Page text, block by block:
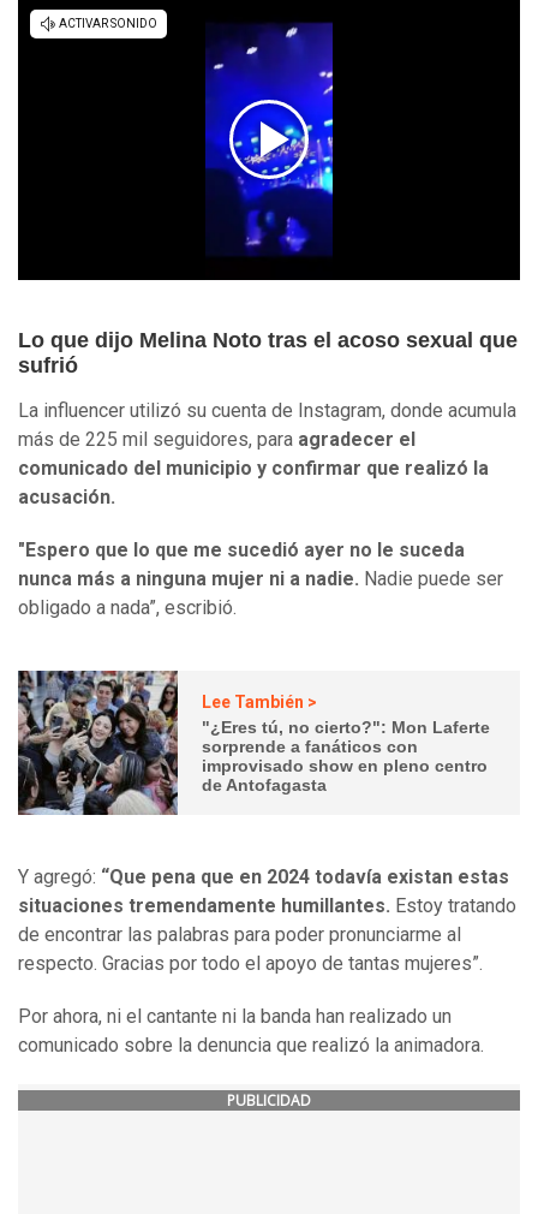
Lo que dijo Melina Noto tras el acoso sexual que
sufrió
La influencer utilizó su cuenta de Instagram, donde acumula
más de 225 mil seguidores, para agradecer el
comunicado del municipio y confirmar que realizó la
acusación.
"Espero que lo que me sucedió ayer no le suceda
nunca más a ninguna mujer ni a nadie. Nadie puede ser
obligado a nada”, escribió.
Lee También >
"¿Eres tú, no cierto?": Mon Laferte
sorprende a fanáticos con
improvisado show en pleno centro
de Antofagasta
Y agregó: “Que pena que en 2024 todavía existan estas
situaciones tremendamente humillantes. Estoy tratando
de encontrar las palabras para poder pronunciarme al
respecto. Gracias por todo el apoyo de tantas mujeres”.
Por ahora, ni el cantante ni la banda han realizado un
comunicado sobre la denuncia que realizó la animadora.
PUBLICIDAD